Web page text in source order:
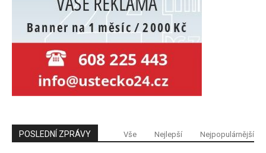
POSLEDNÍ ZPRÁVY Vše Nejlepší Nejpopulárnější